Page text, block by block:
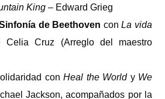
King – Edward Grieg
de Beethoven conLa vida
Cruz (Arreglo del maestro
con Heal the Worldy We
Jackson, acompañados por la